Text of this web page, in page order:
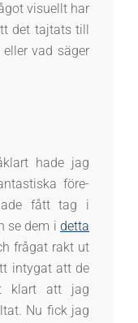
visuellt har
det tajtats till
vad säger
hade jag
före-
fått tag i
se dem i detta
frågat rakt ut
intygat att de
klart att jag
Nu fick jag